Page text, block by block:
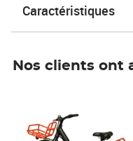
Caractéristiques
Nos clients ont